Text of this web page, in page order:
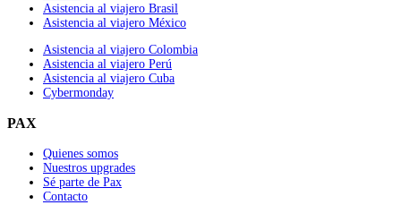
Asistencia al viajero Brasil
Asistencia al viajero México
Asistencia al viajero Colombia
Asistencia al viajero Perú
Asistencia al viajero Cuba
Cybermonday
PAX
Quienes somos
Nuestros upgrades
Sé parte de Pax
Contacto